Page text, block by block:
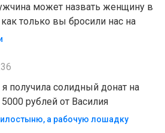
может назвать женщину в
только вы бросили нас на
получила солидный донат на
рублей от Василия
а рабочую лошадку